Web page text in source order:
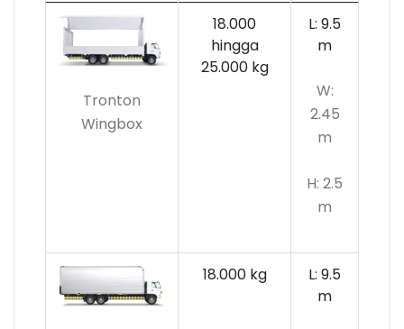
Tronton
Wingbox
18.000
hingga
25.000 kg
L: 9.5
m
W:
2.45
m
H: 2.5
m
18.000 kg
L: 9.5
m